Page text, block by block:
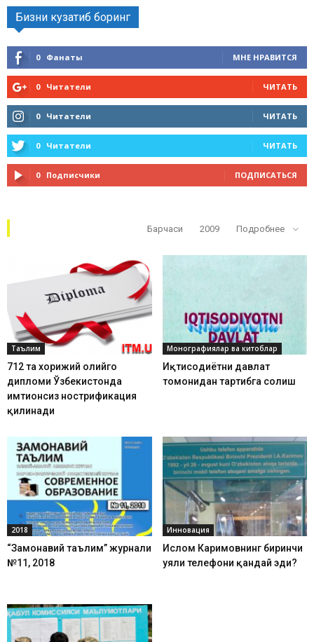
Бизни кузатиб боринг
0 Фанаты МНЕ НРАВИТСЯ
0 Читатели ЧИТАТЬ
0 Читатели ЧИТАТЬ
0 Читатели ЧИТАТЬ
0 Подписчики ПОДПИСАТЬСЯ
Барчаси 2009 Подробнее
Таълим
712 та хорижий олийгоҳ
дипломи Ўзбекистонда
имтиҳонсиз нострификация
қилинади
Монографиялар ва китоблар
Иқтисодиётни давлат
томонидан тартибга солиш
2018
“Замонавий таълим” журнали
№11, 2018
Инновация
Ислом Каримовнинг биринчи
уяли телефони қандай эди?